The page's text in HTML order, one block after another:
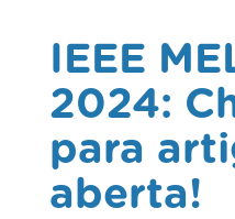
IEEE
2024:
para
aberta!